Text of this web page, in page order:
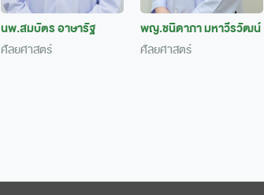
นพ.สมบัตร อาษารัฐ
ศัลยศาสตร์
พญ.ชนิดาภา มหาวีรวัฒน์
ศัลยศาสตร์